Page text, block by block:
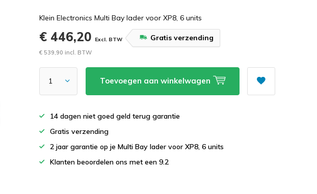
Klein Electronics Multi Bay lader voor XP8, 6 units
€ 446,20 Excl. BTW Gratis verzending
€ 539,90 incl. BTW
Toevoegen aan winkelwagen
14 dagen niet goed geld terug garantie
Gratis verzending
2 jaar garantie op je Multi Bay lader voor XP8, 6 units
Klanten beoordelen ons met een 9.2